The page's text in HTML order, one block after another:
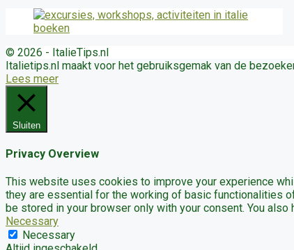
© 2026 - ItalieTips.nl
Italietips.nl maakt voor het gebruiksgemak van de
Lees meer
Sluiten
Privacy Overview
This website uses cookies to improve your experience
they are essential for the working of basic functionalities
be stored in your browser only with your consent. You
Necessary
Necessary